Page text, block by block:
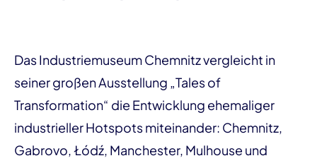
Das Industriemuseum Chemnitz vergleicht in
seiner großen Ausstellung „Tales of
Transformation“ die Entwicklung ehemaliger
industrieller Hotspots miteinander: Chemnitz,
Gabrovo, Łódź, Manchester, Mulhouse und